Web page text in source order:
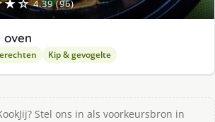
4.39 (96)
oven
Kip & gevogelte
Stel ons in als voorkeursbron in